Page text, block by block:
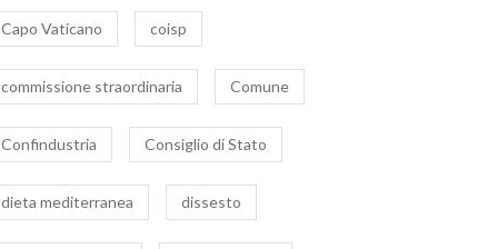
Capo Vaticano coisp
commissione straordinaria Comune
Confindustria Consiglio di Stato
dieta mediterranea dissesto